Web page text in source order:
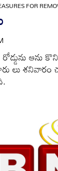
FOR
ఆను
లు శనివారం